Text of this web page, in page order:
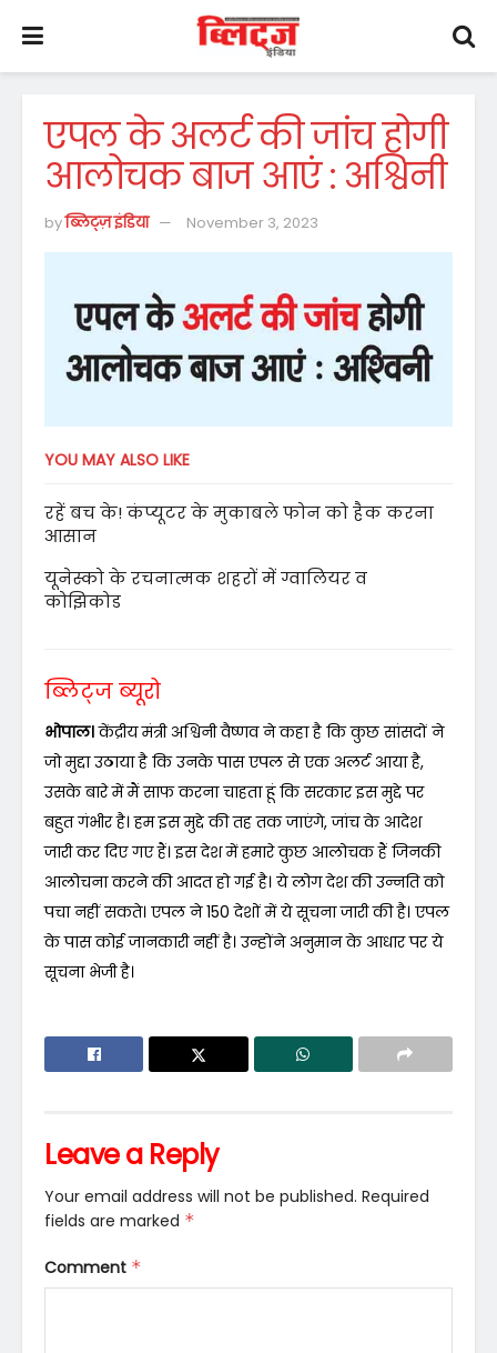
एपल के अलर्ट की जांच होगी
आलोचक बाज आएं : अश्विनी
byब्लिट्ज़ इंडिया November 3, 2023
YOU MAY ALSO LIKE
रहें बच के! कंप्यूटर के मुकाबले फोन को हैक करना
आसान
यूनेस्को के रचनात्मक शहरों में ग्वालियर व
कोझिकोड
ब्लिट्ज ब्यूरो
भोपाल।केंद्रीय मंत्री अश्विनी वैष्णव ने कहा है कि कुछ सांसदों ने
जो मुद्दा उठाया है कि उनके पास एपल से एक अलर्ट आया है,
उसके बारे में मैं साफ करना चाहता हूं कि सरकार इस मुद्दे पर
बहुत गंभीर है। हम इस मुद्दे की तह तक जाएंगे, जांच के आदेश
जारी कर दिए गए हैं। इस देश में हमारे कुछ आलोचक हैं जिनकी
आलोचना करने की आदत हो गई है। ये लोग देश की उन्नति को
पचा नहीं सकते। एपल ने 150 देशों में ये सूचना जारी की है। एपल
के पास कोई जानकारी नहीं है। उन्होंने अनुमान के आधार पर ये
सूचना भेजी है।
Leave a Reply
Your email address will not be published. Required
fields are marked *
Comment *